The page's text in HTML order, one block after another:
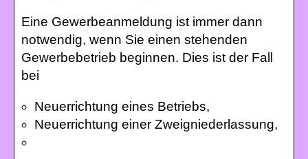
Eine Gewerbeanmeldung ist immer dann
notwendig, wenn Sie einen stehenden
Gewerbebetrieb beginnen. Dies ist der Fall
bei
Neuerrichtung eines Betriebs,
Neuerrichtung einer Zweigniederlassung,